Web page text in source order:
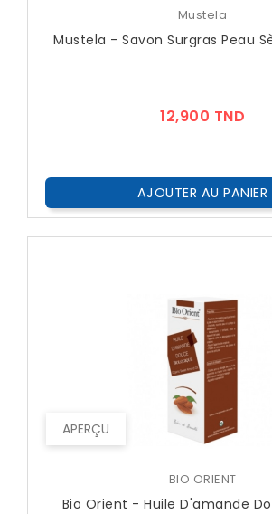
Mustela
Mustela - Savon Surgras Peau
12,900 TND
AJOUTER AU PANIER
APERÇU
BIO ORIENT
Bio Orient - Huile D'amande